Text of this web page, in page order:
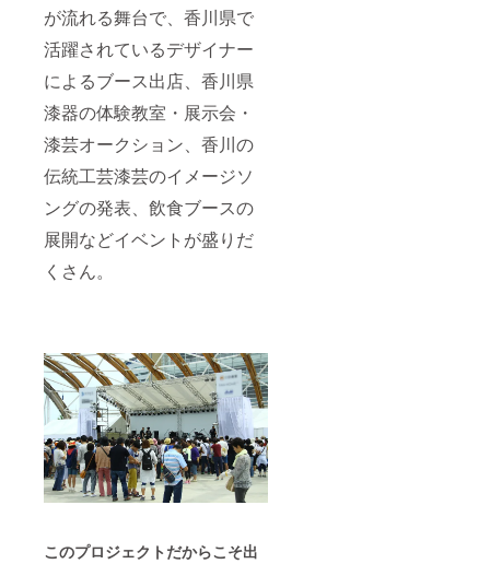
が流れる舞台で、香川県で
活躍されているデザイナー
によるブース出店、香川県
漆器の体験教室・展示会・
漆芸オークション、香川の
伝統工芸漆芸のイメージソ
ングの発表、飲食ブースの
展開などイベントが盛りだ
くさん。
このプロジェクトだからこそ出